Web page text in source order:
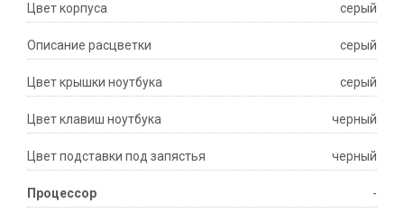
Цвет корпуса серый
Описание расцветки серый
Цвет крышки ноутбука серый
Цвет клавиш ноутбука черный
Цвет подставки под запястья черный
Процессор -